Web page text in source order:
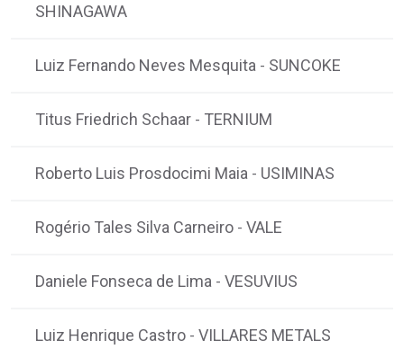
SHINAGAWA
Luiz Fernando Neves Mesquita - SUNCOKE
Titus Friedrich Schaar - TERNIUM
Roberto Luis Prosdocimi Maia - USIMINAS
Rogério Tales Silva Carneiro - VALE
Daniele Fonseca de Lima - VESUVIUS
Luiz Henrique Castro - VILLARES METALS